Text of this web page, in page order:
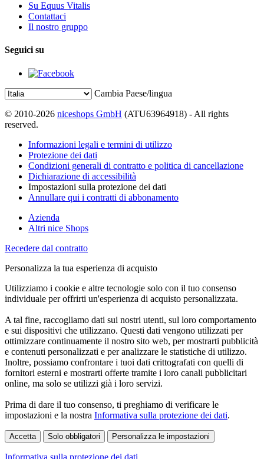
Su Equus Vitalis
Contattaci
Il nostro gruppo
Seguici su
Cambia Paese/lingua
© 2010-2026 niceshops GmbH (ATU63964918) - All rights
reserved.
Informazioni legali e termini di utilizzo
Protezione dei dati
Condizioni generali di contratto e politica di cancellazione
Dichiarazione di accessibilità
Impostazioni sulla protezione dei dati
Annullare qui i contratti di abbonamento
Azienda
Altri nice Shops
Recedere dal contratto
Personalizza la tua esperienza di acquisto
Utilizziamo i cookie e altre tecnologie solo con il tuo consenso
individuale per offrirti un'esperienza di acquisto personalizzata.
A tal fine, raccogliamo dati sui nostri utenti, sul loro comportamento
e sui dispositivi che utilizzano. Questi dati vengono utilizzati per
ottimizzare continuamente il nostro sito web, per mostrarti pubblicità
e contenuti personalizzati e per analizzare le statistiche di utilizzo.
Inoltre, possiamo confrontare i tuoi dati crittografati con quelli di
fornitori esterni e mostrarti offerte tramite i loro canali pubblicitari
online, ma solo se utilizzi già i loro servizi.
Prima di dare il tuo consenso, ti preghiamo di verificare le
impostazioni e la nostra Informativa sulla protezione dei dati.
Accetta Solo obbligatori Personalizza le impostazioni
Informativa sulla protezione dei dati